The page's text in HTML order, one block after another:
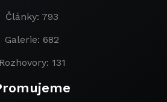
Články: 793
Galerie: 682
Rozhovory: 131